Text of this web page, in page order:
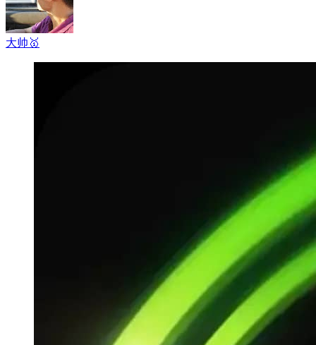
大帅 🥇